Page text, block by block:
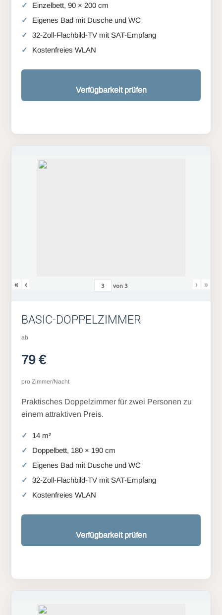
Einzelbett, 90 × 200 cm
Eigenes Bad mit Dusche und WC
32-Zoll-Flachbild-TV mit SAT-Empfang
Kostenfreies WLAN
Verfügbarkeit prüfen
« ‹ von3 › »
BASIC-DOPPELZIMMER
ab
79 €
pro Zimmer/Nacht
Praktisches Doppelzimmer für zwei Personen zu
einem attraktiven Preis.
14 m²
Doppelbett, 180 × 190 cm
Eigenes Bad mit Dusche und WC
32-Zoll-Flachbild-TV mit SAT-Empfang
Kostenfreies WLAN
Verfügbarkeit prüfen